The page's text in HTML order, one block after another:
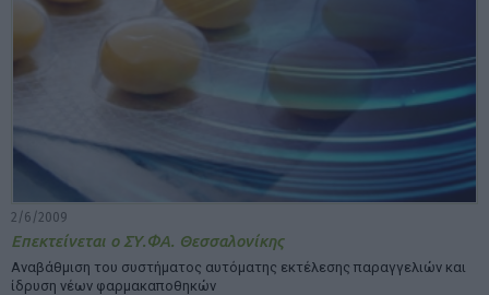
2/6/2009
Επεκτείνεται ο ΣΥ.ΦΑ. Θεσσαλονίκης
Αναβάθμιση του συστήματος αυτόματης εκτέλεσης παραγγελιών και
ίδρυση νέων φαρμακαποθηκών